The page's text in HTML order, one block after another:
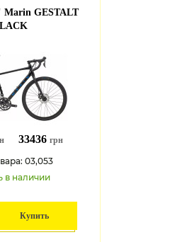
Marin GESTALT
33436 грн
03,053
в наличии
Купить